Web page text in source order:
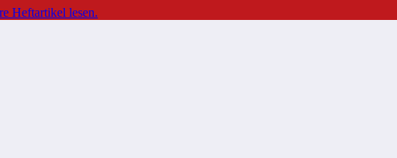
Heftartikel lesen.